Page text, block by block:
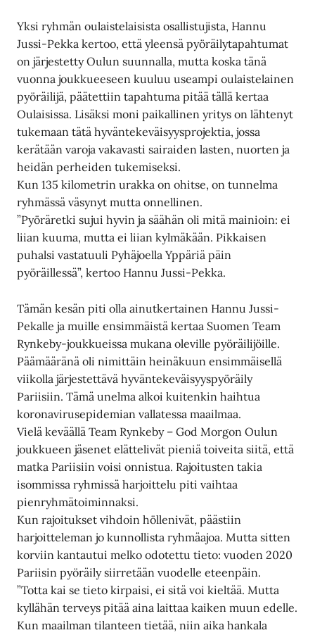
Yksi ryhmän oulaistelaisista osallistujista, Hannu
Jussi-Pekka kertoo, että yleensä pyöräilytapahtumat
on järjestetty Oulun suunnalla, mutta koska tänä
vuonna joukkueeseen kuuluu useampi oulaistelainen
pyöräilijä, päätettiin tapahtuma pitää tällä kertaa
Oulaisissa. Lisäksi moni paikallinen yritys on lähtenyt
tukemaan tätä hyväntekeväisyysprojektia, jossa
kerätään varoja vakavasti sairaiden lasten, nuorten ja
heidän perheiden tukemiseksi.
Kun 135 kilometrin urakka on ohitse, on tunnelma
ryhmässä väsynyt mutta onnellinen.
”Pyöräretki sujui hyvin ja säähän oli mitä mainioin: ei
liian kuuma, mutta ei liian kylmäkään. Pikkaisen
puhalsi vastatuuli Pyhäjoella Yppäriä päin
pyöräillessä”, kertoo Hannu Jussi-Pekka.
Tämän kesän piti olla ainutkertainen Hannu Jussi-
Pekalle ja muille ensimmäistä kertaa Suomen Team
Rynkeby-joukkueissa mukana oleville pyöräilijöille.
Päämääränä oli nimittäin heinäkuun ensimmäisellä
viikolla järjestettävä hyväntekeväisyyspyöräily
Pariisiin. Tämä unelma alkoi kuitenkin haihtua
koronavirusepidemian vallatessa maailmaa.
Vielä keväällä Team Rynkeby – God Morgon Oulun
joukkueen jäsenet elättelivät pieniä toiveita siitä, että
matka Pariisiin voisi onnistua. Rajoitusten takia
isommissa ryhmissä harjoittelu piti vaihtaa
pienryhmätoiminnaksi.
Kun rajoitukset vihdoin höllenivät, päästiin
harjoitteleman jo kunnollista ryhmäajoa. Mutta sitten
korviin kantautui melko odotettu tieto: vuoden 2020
Pariisin pyöräily siirretään vuodelle eteenpäin.
”Totta kai se tieto kirpaisi, ei sitä voi kieltää. Mutta
kyllähän terveys pitää aina laittaa kaiken muun edelle.
Kun maailman tilanteen tietää, niin aika hankala